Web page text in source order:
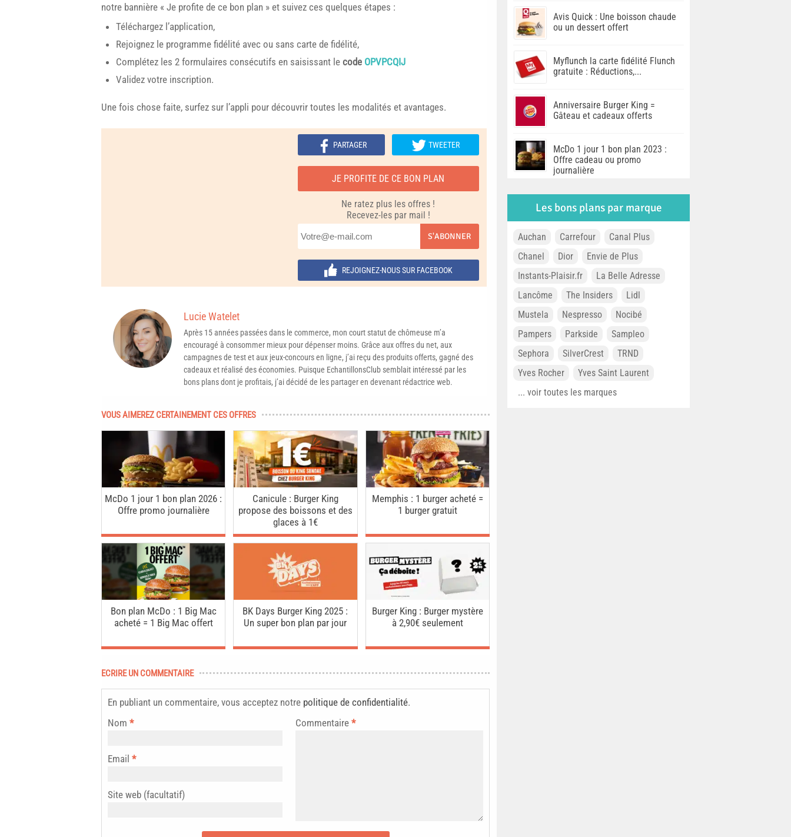
notre bannière « Je profite de ce bon plan » et suivez ces quelques étapes :
Téléchargez l’application,
Rejoignez le programme fidélité avec ou sans carte de fidélité,
Complétez les 2 formulaires consécutifs en saisissant le code OPVPCQIJ
Validez votre inscription.
Une fois chose faite, surfez sur l’appli pour découvrir toutes les modalités et avantages.
PARTAGER TWEETER
JE PROFITE DE CE BON PLAN
Ne ratez plus les offres !
Recevez-les par mail !
S'ABONNER
REJOIGNEZ-NOUS SUR FACEBOOK
Lucie Watelet
Après 15 années passées dans le commerce, mon court statut de chômeuse m’a
encouragé à consommer mieux pour dépenser moins. Grâce aux offres du net, aux
campagnes de test et aux jeux-concours en ligne, j’ai reçu des produits offerts, gagné des
cadeaux et réalisé des économies. Puisque EchantillonsClub semblait intéressé par les
bons plans dont je profitais, j’ai décidé de les partager en devenant rédactrice web.
VOUS AIMEREZ CERTAINEMENT CES OFFRES
McDo 1 jour 1 bon plan 2026 :
Offre promo journalière
Canicule : Burger King
propose des boissons et des
glaces à 1€
Memphis : 1 burger acheté =
1 burger gratuit
Bon plan McDo : 1 Big Mac
acheté = 1 Big Mac offert
BK Days Burger King 2025 :
Un super bon plan par jour
Burger King : Burger mystère
à 2,90€ seulement
ECRIRE UN COMMENTAIRE
En publiant un commentaire, vous acceptez notre politique de confidentialité.
Commentaire *
Nom *
Email *
Site web (facultatif)
Avis Quick : Une boisson chaude
ou un dessert offert
Myflunch la carte fidélité Flunch
gratuite : Réductions,...
Anniversaire Burger King =
Gâteau et cadeaux offerts
McDo 1 jour 1 bon plan 2023 :
Offre cadeau ou promo
journalière
Les bons plans par marque
Auchan Carrefour
Canal Plus
Chanel
Dior
Envie de Plus
Instants-Plaisir.fr
La Belle Adresse
Lancôme
The Insiders
Lidl
Mustela
Nespresso
Nocibé
Pampers
Parkside
Sampleo
Sephora
SilverCrest
TRND
Yves Rocher
Yves Saint Laurent
... voir toutes les marques